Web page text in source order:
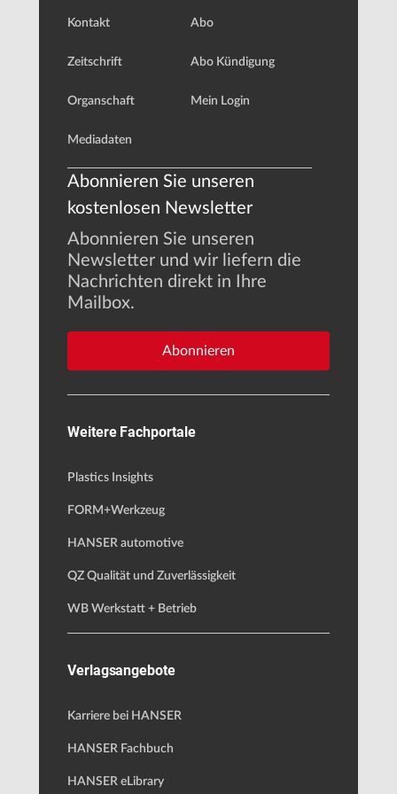
Kontakt
Zeitschrift
Organschaft
Mediadaten
Abo
Abo Kündigung
Mein Login
Abonnieren Sie unseren
kostenlosen Newsletter
Abonnieren Sie unseren
Newsletter und wir liefern die
Nachrichten direkt in Ihre
Mailbox.
Abonnieren
Weitere Fachportale
Plastics Insights
FORM+Werkzeug
HANSER automotive
QZ Qualität und Zuverlässigkeit
WB Werkstatt + Betrieb
Verlagsangebote
Karriere bei HANSER
HANSER Fachbuch
HANSER eLibrary